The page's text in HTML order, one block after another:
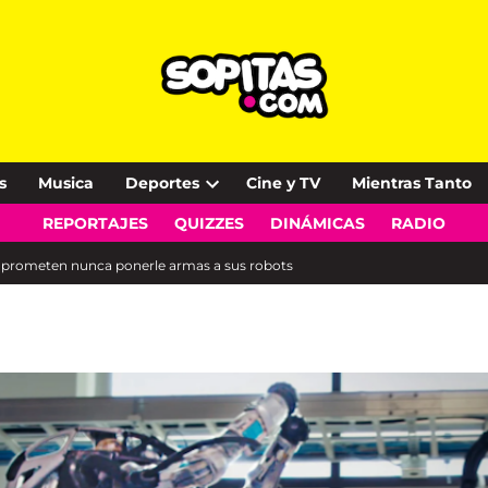
Musica Deportes
Open
dropdown
Cine y TV Mientras Tanto
REPORTAJES QUIZZES DINÁMICAS RADIO
nunca ponerle armas a sus robots